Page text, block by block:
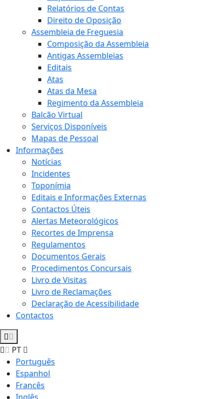
Relatórios de Contas
Direito de Oposição
Assembleia de Freguesia
Composição da Assembleia
Antigas Assembleias
Editais
Atas
Atas da Mesa
Regimento da Assembleia
Balcão Virtual
Serviços Disponíveis
Mapas de Pessoal
Informações
Notícias
Incidentes
Toponímia
Editais e Informações Externas
Contactos Úteis
Alertas Meteorológicos
Recortes de Imprensa
Regulamentos
Documentos Gerais
Procedimentos Concursais
Livro de Visitas
Livro de Reclamações
Declaração de Acessibilidade
Contactos
PT
Português
Espanhol
Francês